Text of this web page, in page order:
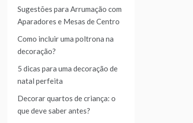
Sugestões para Arrumação com
Aparadores e Mesas de Centro
Como incluir uma poltrona na
decoração?
5 dicas para uma decoração de
natal perfeita
Decorar quartos de criança: o
que deve saber antes?